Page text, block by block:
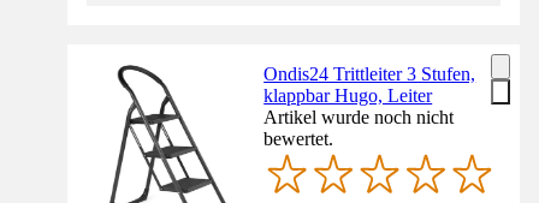
Ondis24 Trittleiter 3 Stufen,
klappbar Hugo, Leiter
Artikel wurde noch nicht
bewertet.